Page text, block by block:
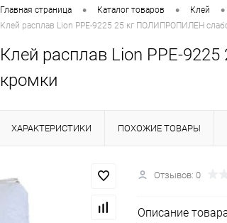
Главная страница • Каталог товаров • Клей •
Клей расплав Lion PPE-9225 25 кг ПОЛИПРОПИЛЕН
Клей расплав Lion PPE-
кромки
ХАРАКТЕРИСТИКИ ПОХОЖИЕ ТОВАРЫ
Отзывов: 0
Описание